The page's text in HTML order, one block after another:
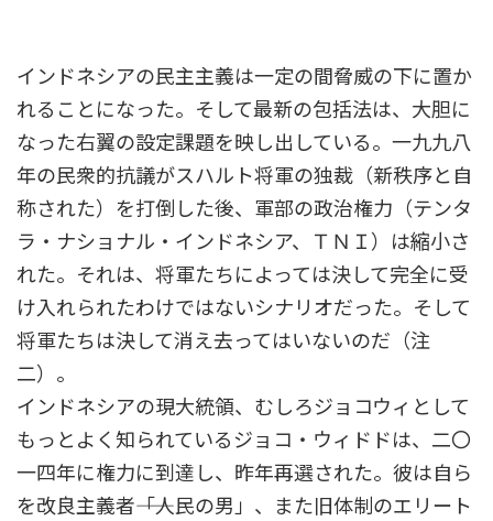
インドネシアの民主主義は一定の間脅威の下に置か
れることになった。そして最新の包括法は、大胆に
なった右翼の設定課題を映し出している。一九九八
年の民衆的抗議がスハルト将軍の独裁（新秩序と自
称された）を打倒した後、軍部の政治権力（テンタ
ラ・ナショナル・インドネシア、ＴＮＩ）は縮小さ
れた。それは、将軍たちによっては決して完全に受
け入れられたわけではないシナリオだった。そして
将軍たちは決して消え去ってはいないのだ（注
二）。
インドネシアの現大統領、むしろジョコウィとして
もっとよく知られているジョコ・ウィドドは、二〇
一四年に権力に到達し、昨年再選された。彼は自ら
を改良主義者――「人民の男」、また旧体制のエリート